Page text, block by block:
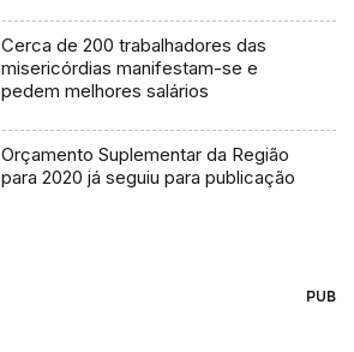
Cerca de 200 trabalhadores das
misericórdias manifestam-se e
pedem melhores salários
Orçamento Suplementar da Região
para 2020 já seguiu para publicação
PUB